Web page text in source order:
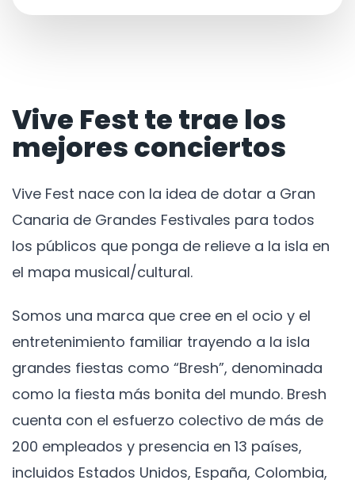
Vive Fest te trae los
mejores conciertos
Vive Fest nace con la idea de dotar a Gran
Canaria de Grandes Festivales para todos
los públicos que ponga de relieve a la isla en
el mapa musical/cultural.
Somos una marca que cree en el ocio y el
entretenimiento familiar trayendo a la isla
grandes fiestas como “Bresh”, denominada
como la fiesta más bonita del mundo. Bresh
cuenta con el esfuerzo colectivo de más de
200 empleados y presencia en 13 países,
incluidos Estados Unidos, España, Colombia,